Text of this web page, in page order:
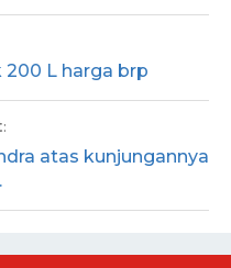
L harga brp
:
atas kunjungannya